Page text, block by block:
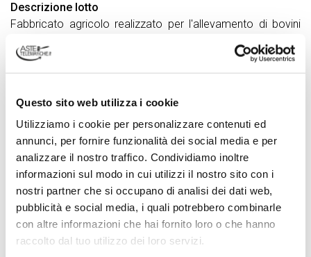
Questo sito web utilizza i cookie
Utilizziamo i cookie per personalizzare contenuti ed
annunci, per fornire funzionalità dei social media e per
analizzare il nostro traffico. Condividiamo inoltre
informazioni sul modo in cui utilizzi il nostro sito con i
nostri partner che si occupano di analisi dei dati web,
pubblicità e social media, i quali potrebbero combinarle
con altre informazioni che hai fornito loro o che hanno
raccolto dal tuo utilizzo dei loro servizi.
Descrizione lotto
Fabbricato agricolo realizzato per l'allevamento di bovini
da latte, con concimaia e relativa area di corte
pertinenziale.L'accesso pedonale e carraio avviene
direttamente dal prospiciente sentiero comunale.Il cespite
lavorazione latte, sala latte, spogliatoio, servizio igienico,
porticato, concimaia in corpo staccato e area esterna di
pertinenza.
Referente vendita
Dott. Caterina Sinico
Tipo di vendita
Asincrona